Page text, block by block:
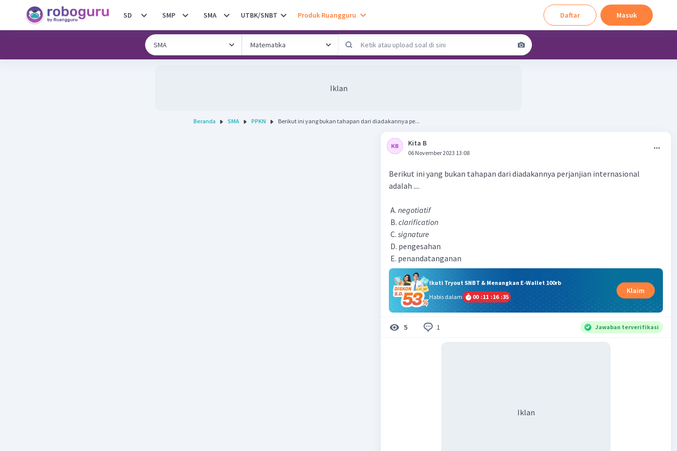
SD SMP SMA UTBK/SNBT Produk Ruangguru Daftar Masuk
Iklan
Beranda SMA PPKN Berikut ini yang bukan tahapan dari diadakannya pe...
Kita B
06 November 2023 13:08
Berikut ini yang bukan tahapan dari diadakannya perjanjian internasional
adalah ....
A. negotiatif
B. clarification
C. signature
D. pengesahan
E. penandatanganan
Ikuti Tryout SNBT & Menangkan E-Wallet 100rb
Habis dalam
00 :11 :16 :35
Klaim
5 1 Jawaban terverifikasi
Iklan